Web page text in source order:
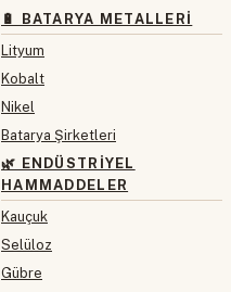
🔋 BATARYA METALLERI
Lityum
Kobalt
Nikel
Batarya Şirketleri
🌿 ENDÜSTRIYEL
HAMMADDELER
Kauçuk
Selüloz
Gübre